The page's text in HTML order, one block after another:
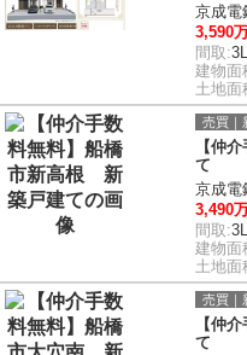
京成電
3,590
間取:
建物面
土地面
売買｜
【仲
て
京成電
3,490
間取:
建物面
土地面
売買｜
【仲
て